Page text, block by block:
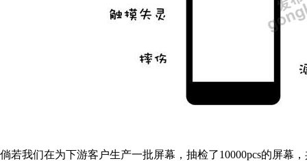
倘若我们在为下游客户生产一批屏幕，抽检了10000pcs的屏幕